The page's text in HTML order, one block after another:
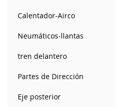
Calentador-Airco
Neumáticos-llantas
tren delantero
Partes de Dirección
Eje posterior